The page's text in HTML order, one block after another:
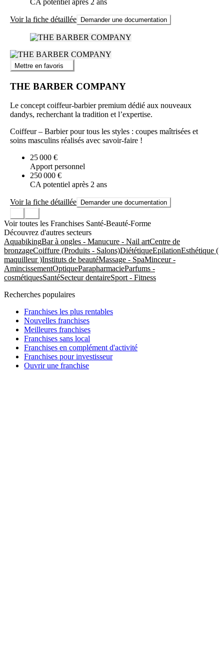
CA potentiel après 2 ans
Voir la fiche détaillée Demander une documentation
Mettre en favoris
THE BARBER COMPANY
Le concept coiffeur-barbier premium dédié aux nouveaux
dandys, recherchant la tradition et l’expertise.
Coiffeur – Barbier pour tous les styles : coupes maîtrisées et
soins masculins réalisés avec savoir-faire !
25 000 €
Apport personnel
250 000 €
CA potentiel après 2 ans
Voir la fiche détaillée Demander une documentation
Voir toutes les Franchises Santé-Beauté-Forme
Découvrez d'autres secteurs
AquabikingBar à ongles - Manucure - Nail artCentre de
bronzageCoiffure (Produits - Salons)DiététiqueEpilationEsthétique (
maquilleur )Instituts de beautéMassage - SpaMinceur -
AmincissementOptiqueParapharmacieParfums -
cosmétiquesSantéSecteur dentaireSport - Fitness
Recherches populaires
Franchises les plus rentables
Nouvelles franchises
Meilleures franchises
Franchises sans local
Franchises en complément d'activité
Franchises pour investisseur
Ouvrir une franchise